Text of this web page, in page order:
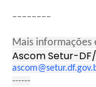
--------
Mais informações
Ascom Setur-
------